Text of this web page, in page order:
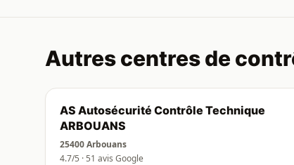
Autres centres de
AS Autosécurité Contrôle Technique
ARBOUANS
25400 Arbouans
4.7/5 · 51 avis Google